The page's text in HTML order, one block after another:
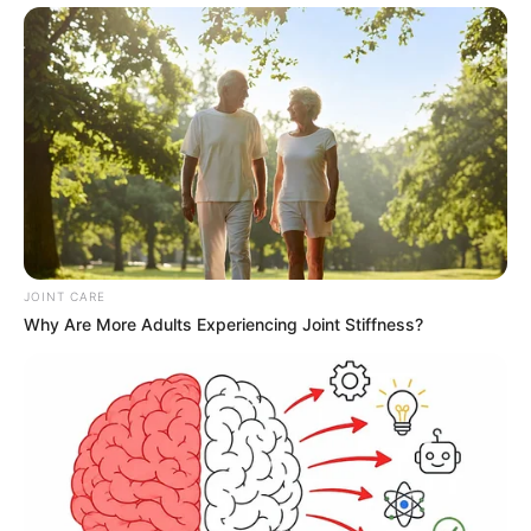
Autorizada a reprodução, desde que a fonte seja citada com o link
da matéria.
JASB - Jornal dos Agentes de Saúde do Brasil
Canal da Federalização|Canal da CONACS|Canal da
Fnaras | Incentivo Financeiro
O jornalismo do JASB - Jornal dos Agentes de Saúde do Brasil
precisa de vocêpara continuar marcando ponto na vida da
categoria.Faça doação para o site
. Sua colaboração é
JOINT CARE
Why Are More Adults Experiencing Joint Stiffness?